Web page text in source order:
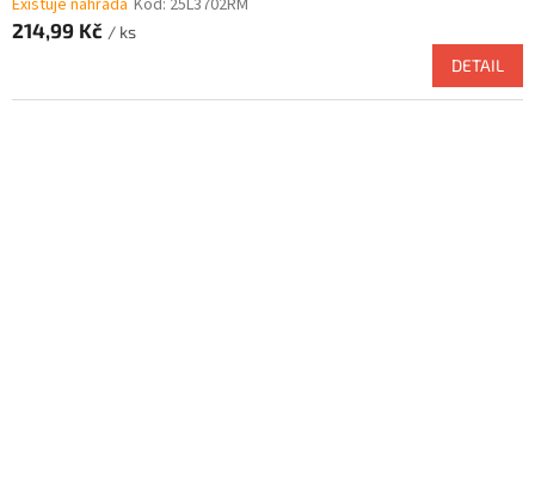
Existuje náhrada Kód: 25L3702RM
214,99 Kč / ks
DETAIL